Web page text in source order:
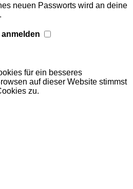
neuen Passworts wird an deine
für ein besseres
auf dieser Website stimmst
zu.